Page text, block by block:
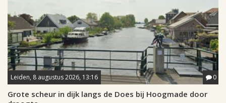
Leiden, 8 augustus 2026, 13:16 0
Grote scheur in dijk langs de Does bij Hoogmade door